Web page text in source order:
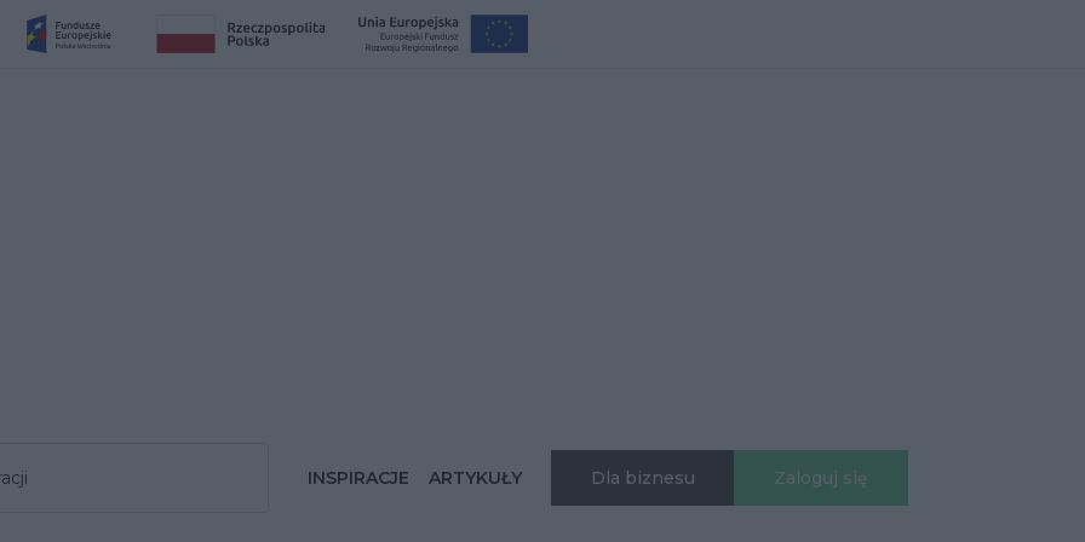
INSPIRACJE ARTYKUŁY Dla biznesu Zaloguj się